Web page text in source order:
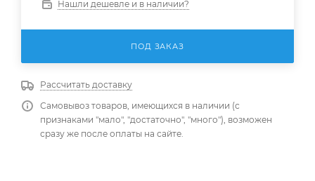
Нашли дешевле и в наличии?
ПОД ЗАКАЗ
Рассчитать доставку
Самовывоз товаров, имеющихся в наличии (с
признаками "мало", "достаточно", "много"), возможен
сразу же после оплаты на сайте.